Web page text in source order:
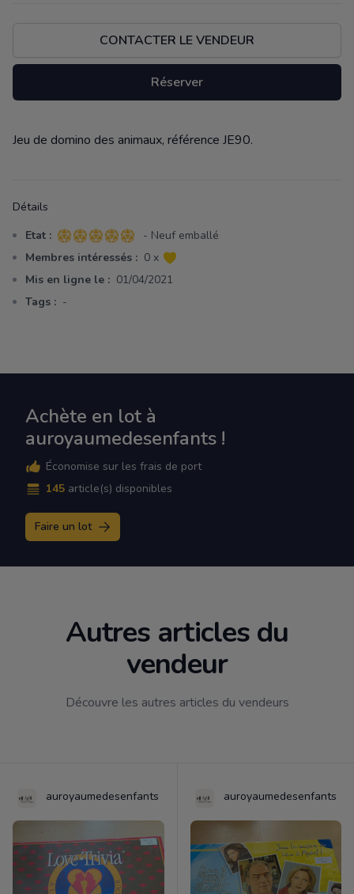
CONTACTER LE VENDEUR
Réserver
Description
Jeu de domino des animaux, référence JE90.
Détails
Etat : 5 sur 5 étoiles
- Neuf emballé
Membres intéressés : 0 x
Mis en ligne le : 01/04/2021
Tags : -
Achète en lot à
auroyaumedesenfants !
Économise sur les frais de port
145 article(s) disponibles
Faire un lot
Autres articles du
vendeur
Découvre les autres articles du vendeurs
auroyaumedesenfants auroyaumedesenfants